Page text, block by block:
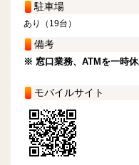
駐車場
あり（19台）
備考
※ 窓口業務、ATMを一時休
モバイルサイト